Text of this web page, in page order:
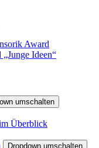
Award
Ideen“
umschalten
Überblick
Dropdown umschalten